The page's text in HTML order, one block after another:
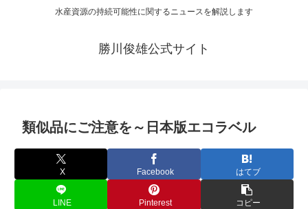
水産資源の持続可能性に関するニュースを解説します
勝川俊雄公式サイト
類似品にご注意を～日本版エコラベル
X Facebook はてブ
LINE Pinterest コピー